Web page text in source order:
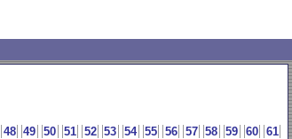
48 49 50 51 52 53 54 55 56 57 58 59 60
61